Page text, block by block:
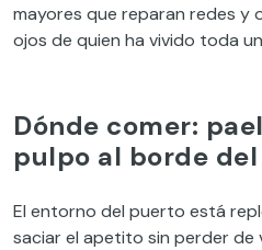
mayores que reparan redes y
ojos de quien ha vivido toda
Dónde comer:
pulpo al borde
El entorno del puerto está
saciar el apetito sin perder de